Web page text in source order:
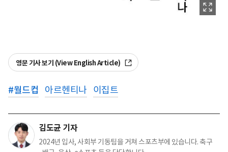
영문 기사 보기 (View English Article)
#월드컵 아르헨티나 이집트
김도균 기자
2024년 입사, 사회부 기동팀을 거쳐 스포츠부에 있습니다. 축구